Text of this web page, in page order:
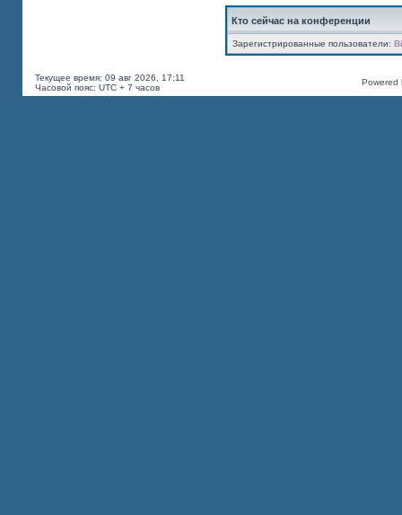
Кто сейчас на конференции
Зарегистрированные пользователи:
Текущее время: 09 авг 2026, 17:11
Часовой пояс: UTC + 7 часов
Powered